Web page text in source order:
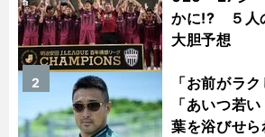
かに!? ５人
大胆予想
「お前がラ
「あいつ若
葉を浴びせ
2